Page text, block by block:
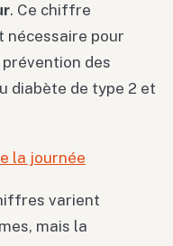
. Ce chiffre
nécessaire pour
des
diabète de type 2 et
la journée
varient
mais la